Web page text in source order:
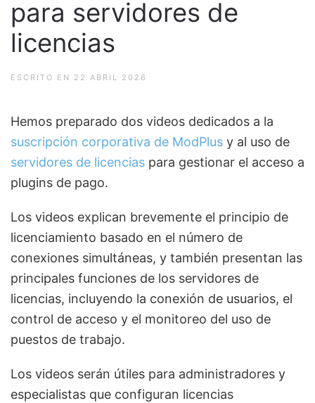
para servidores de
licencias
ESCRITO EN 22 ABRIL 2026
Hemos preparado dos videos dedicados a la
suscripción corporativa de ModPlus y al uso de
servidores de licencias para gestionar el acceso a
plugins de pago.
Los videos explican brevemente el principio de
licenciamiento basado en el número de
conexiones simultáneas, y también presentan las
principales funciones de los servidores de
licencias, incluyendo la conexión de usuarios, el
control de acceso y el monitoreo del uso de
puestos de trabajo.
Los videos serán útiles para administradores y
especialistas que configuran licencias